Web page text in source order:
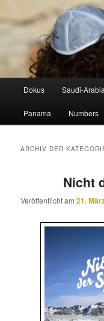
Inhalt
wechseln
sekundären
wechseln
lost in horizontal altitude
Dokus Saudi-Arabia
Panama Numbers
ARCHIV DER
Nicht
Veröffentlicht am21.